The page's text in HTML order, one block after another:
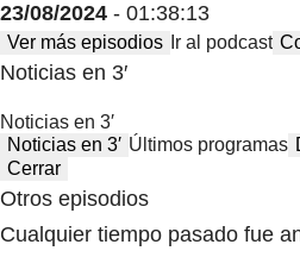
23/08/2024 - 01:38:13
Ver más episodios Ir al podcast
Noticias en 3′
Noticias en 3′
Noticias en 3′ Últimos programas
Cerrar
Otros episodios
Cualquier tiempo pasado fue